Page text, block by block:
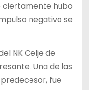
ciertamente hubo
negativo se
NK Celje de
Una de las
fue